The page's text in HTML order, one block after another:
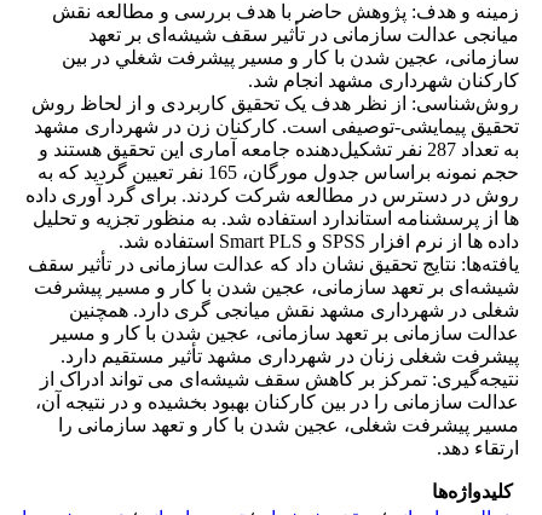
زمینه و هدف: پژوهش حاضر با هدف بررسی و مطالعه نقش
میانجی عدالت سازمانی در تأثیر سقف شیشه‌ای بر تعهد
سازمانی، عجین شدن با کار و ﻣﺴﻴﺮ پیشرفت ﺷﻐﻠﻲ در بین
کارکنان شهرداری مشهد انجام شد.
روش‌شناسی: از نظر هدف یک تحقیق کاربردی و از لحاظ روش
تحقیق پیمایشی-توصیفی است. کارکنان زن در شهرداری مشهد
به تعداد 287 نفر تشکیل‌دهنده جامعه آماری این تحقیق هستند و
حجم نمونه براساس جدول مورگان، 165 نفر تعیین گردید که به
روش در دسترس در مطالعه شرکت کردند. برای گرد آوری داده
ها از پرسشنامه استاندارد استفاده شد. به منظور تجزیه و تحلیل
داده ها از نرم افزار SPSS و Smart PLS استفاده شد.
یافته‌ها: نتایج تحقیق نشان داد که عدالت سازمانی در تأثیر سقف
شیشه‌ای بر تعهد سازمانی، عجین شدن با کار و مسیر پیشرفت
شغلی در شهرداری مشهد نقش میانجی گری دارد. همچنین
عدالت سازمانی بر تعهد سازمانی، عجین شدن با کار و مسیر
پیشرفت شغلی زنان در شهرداری مشهد تأثیر مستقیم دارد.
نتیجه‌گیری: تمرکز بر کاهش سقف شیشه‌ای می تواند ادراک از
عدالت سازمانی را در بین کارکنان بهبود بخشیده و در نتیجه آن،
مسیر پیشرفت شغلی، عجین شدن با کار و تعهد سازمانی را
ارتقاء دهد.
کلیدواژه‌ها